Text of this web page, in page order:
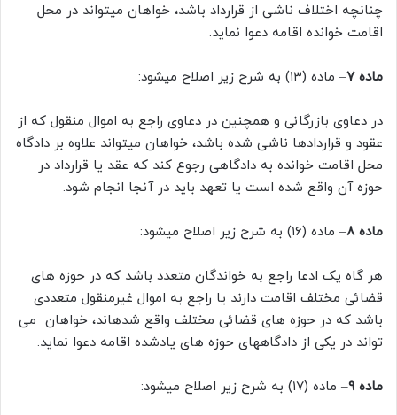
چنانچه اختلاف ناشی از قرارداد باشد، خواهان میتواند در محل
اقامت خوانده اقامه دعوا نماید.
ماده ۷ – ماده (۱۳) به شرح زیر اصلاح میشود:
در دعاوی بازرگانی و همچنین در دعاوی راجع به اموال منقول که از
عقود و قراردادها ناشی شده باشد، خواهان میتواند علاوه بر دادگاه
محل اقامت خوانده به دادگاهی رجوع کند که عقد یا قرارداد در
حوزه آن واقع شده است یا تعهد باید در آنجا انجام شود.
ماده ۸ – ماده (۱۶) به شرح زیر اصلاح میشود:
هر گاه یک ادعا راجع به خواندگان متعدد باشد که در حوزه های
قضائی مختلف اقامت دارند یا راجع به اموال غیرمنقول متعددی
باشد که در حوزه های قضائی مختلف واقع شدهاند، خواهان می
تواند در یکی از دادگاههای حوزه های یادشده اقامه دعوا نماید.
ماده ۹ – ماده (۱۷) به شرح زیر اصلاح میشود: